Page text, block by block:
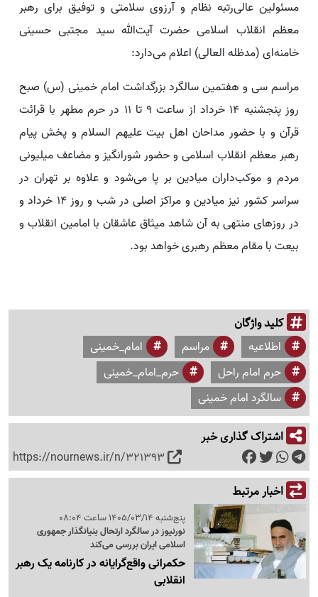
مسئولین عالی‌رتبه نظام و آرزوی سلامتی و توفیق برای رهبر
معظم انقلاب اسلامی حضرت آیت‌الله سید مجتبی حسینی
خامنه‌ای (مدظله العالی) اعلام می‌دارد:
مراسم سی و هفتمین سالگرد بزرگداشت امام خمینی (س) صبح
روز پنجشنبه 14 خرداد از ساعت 9 تا 11 در حرم مطهر با قرائت
قرآن و با حضور مداحان اهل بیت علیهم السلام و پخش پیام
رهبر معظم انقلاب اسلامی و حضور شورانگیز و مضاعف میلیونی
مردم و موکب‌داران میادین بر پا می‌شود و علاوه بر تهران در
سراسر کشور نیز میادین و مراکز اصلی در شب و روز 14 خرداد و
در روز‌های منتهی به آن شاهد میثاق عاشقان با امامین انقلاب و
بیعت با مقام معظم رهبری خواهد بود.
کلید واژگان
اطلاعیه مراسم
امام_خمینی
حرم امام راحل
حرم_امام_خمینی
سالگرد امام خمینی
اشتراک گذاری خبر
https://nournews.ir/n/321393
اخبار مرتبط
پنج‌شنبه 1405/03/14 ساعت 08:04
نورنیوز در سالگرد ارتحال بنیانگذار جمهوری
اسلامی ایران بررسی می‌کند
حکمرانی واقع‌گرایانه در کارنامه یک رهبر
انقلابی